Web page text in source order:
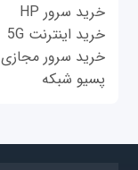
خرید سرور HP
خرید اینترنت 5G
خرید سرور مجازی
پسیو شبکه